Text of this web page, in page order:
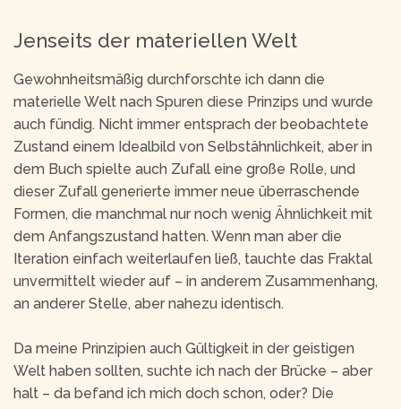
Jenseits der materiellen Welt
Gewohnheitsmäßig durchforschte ich dann die
materielle Welt nach Spuren diese Prinzips und wurde
auch fündig. Nicht immer entsprach der beobachtete
Zustand einem Idealbild von Selbstähnlichkeit, aber in
dem Buch spielte auch Zufall eine große Rolle, und
dieser Zufall generierte immer neue überraschende
Formen, die manchmal nur noch wenig Ähnlichkeit mit
dem Anfangszustand hatten. Wenn man aber die
Iteration einfach weiterlaufen ließ, tauchte das Fraktal
unvermittelt wieder auf – in anderem Zusammenhang,
an anderer Stelle, aber nahezu identisch.
Da meine Prinzipien auch Gültigkeit in der geistigen
Welt haben sollten, suchte ich nach der Brücke – aber
halt – da befand ich mich doch schon, oder? Die